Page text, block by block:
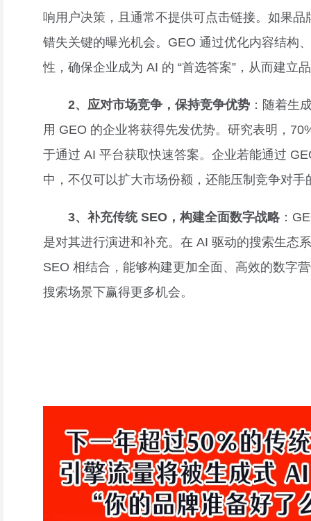
响用户决策，且通常不提供可点击链接。如果品
错失关键的曝光机会。GEO 通过优化内容结构
性，确保企业成为 AI 的 “首选答案”，从而建立
2、应对市场竞争，保持竞争优势 ：随着生
用 GEO 的企业将获得先发优势。研究表明，
于通过 AI 平台获取快速答案。企业若能通过
中，不仅可以扩大市场份额，还能压制竞争对手
3、补充传统 SEO，构建全面数字战略 ：
是对其进行演进和补充。在 AI 驱动的搜索生态
SEO 相结合，能够构建更加全面、高效的数字
搜索场景下赢得更多机会。